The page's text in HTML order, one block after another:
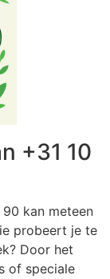
+31 10
kan meteen
probeert je te
Door het
of speciale